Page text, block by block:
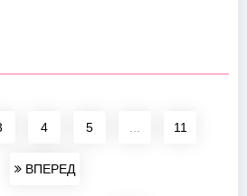
4 5 11
ВПЕРЕД